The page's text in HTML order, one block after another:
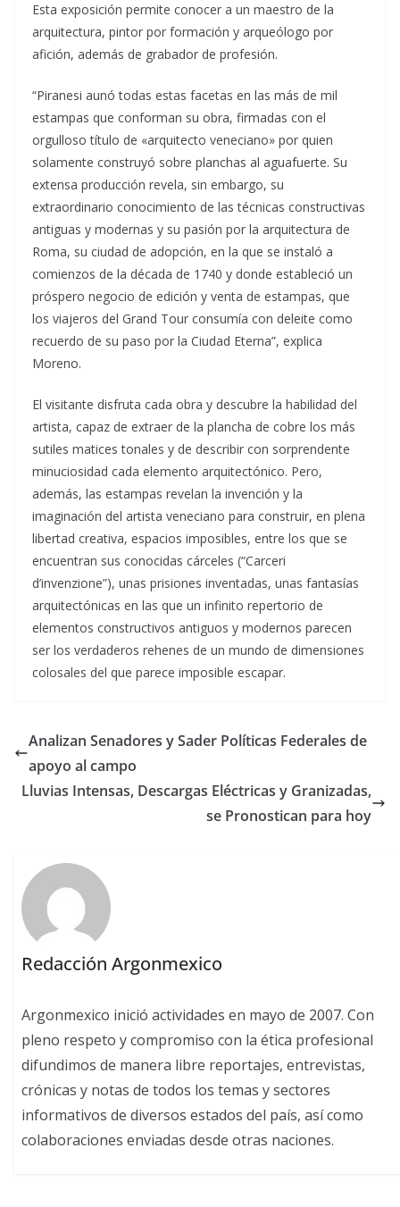
Esta exposición permite conocer a un maestro de la
arquitectura, pintor por formación y arqueólogo por
afición, además de grabador de profesión.
“Piranesi aunó todas estas facetas en las más de mil
estampas que conforman su obra, firmadas con el
orgulloso título de «arquitecto veneciano» por quien
solamente construyó sobre planchas al aguafuerte. Su
extensa producción revela, sin embargo, su
extraordinario conocimiento de las técnicas constructivas
antiguas y modernas y su pasión por la arquitectura de
Roma, su ciudad de adopción, en la que se instaló a
comienzos de la década de 1740 y donde estableció un
próspero negocio de edición y venta de estampas, que
los viajeros del Grand Tour consumía con deleite como
recuerdo de su paso por la Ciudad Eterna”, explica
Moreno.
El visitante disfruta cada obra y descubre la habilidad del
artista, capaz de extraer de la plancha de cobre los más
sutiles matices tonales y de describir con sorprendente
minuciosidad cada elemento arquitectónico. Pero,
además, las estampas revelan la invención y la
imaginación del artista veneciano para construir, en plena
libertad creativa, espacios imposibles, entre los que se
encuentran sus conocidas cárceles (“Carceri
d’invenzione”), unas prisiones inventadas, unas fantasías
arquitectónicas en las que un infinito repertorio de
elementos constructivos antiguos y modernos parecen
ser los verdaderos rehenes de un mundo de dimensiones
colosales del que parece imposible escapar.
Analizan Senadores y Sader Políticas Federales de
apoyo al campo
Lluvias Intensas, Descargas Eléctricas y Granizadas,
se Pronostican para hoy
Redacción Argonmexico
Argonmexico inició actividades en mayo de 2007. Con
pleno respeto y compromiso con la ética profesional
difundimos de manera libre reportajes, entrevistas,
crónicas y notas de todos los temas y sectores
informativos de diversos estados del país, así como
colaboraciones enviadas desde otras naciones.